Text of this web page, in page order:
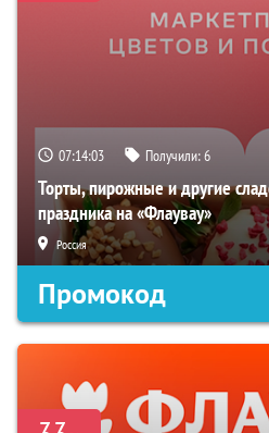
07:14:02 Получили:6
Торты, пирожные и другие
праздника на «Флаувау»
Россия
Промокод